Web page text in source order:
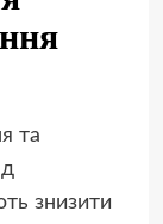
та
знизити